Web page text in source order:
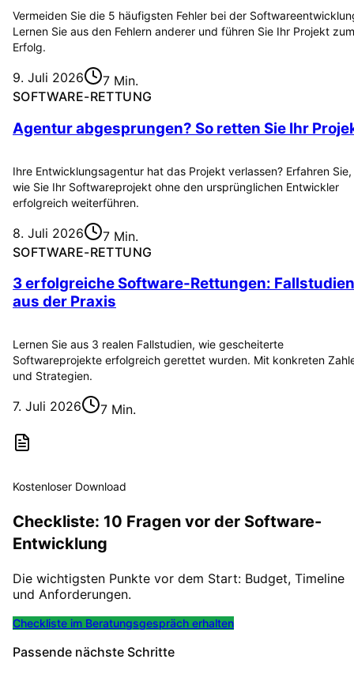
Vermeiden Sie die 5 häufigsten Fehler bei der
Lernen Sie aus den Fehlern anderer und führen Sie Ihr Projekt zum
Erfolg.
9. Juli 2026
7 Min.
SOFTWARE-RETTUNG
Agentur abgesprungen? So retten Sie Ihr
Ihre Entwicklungsagentur hat das Projekt verlassen? Erfahren Sie,
wie Sie Ihr Softwareprojekt ohne den ursprünglichen Entwickler
erfolgreich weiterführen.
8. Juli 2026
7 Min.
SOFTWARE-RETTUNG
3 erfolgreiche Software-Rettungen: Fallstudien
aus der Praxis
Lernen Sie aus 3 realen Fallstudien, wie gescheiterte
Softwareprojekte erfolgreich gerettet wurden. Mit konkreten
und Strategien.
7. Juli 2026 7 Min.
Kostenloser Download
Checkliste: 10 Fragen vor der Software-
Entwicklung
Die wichtigsten Punkte vor dem Start: Budget, Timeline
und Anforderungen.
Checkliste im Beratungsgespräch erhalten
Passende nächste Schritte